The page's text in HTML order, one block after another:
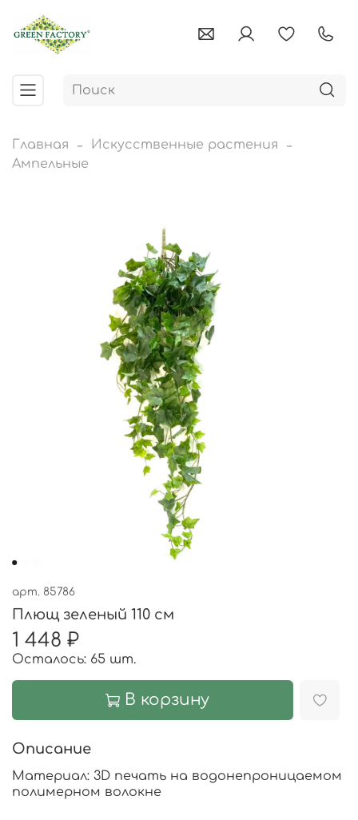
Главная
Искусственные растения
Ампельные
арт. 85786
Плющ зеленый 110 см
1 448 ₽
Осталось: 65 шт.
В корзину
Описание
Материал: 3D печать на водонепроницаемом
полимерном волокне